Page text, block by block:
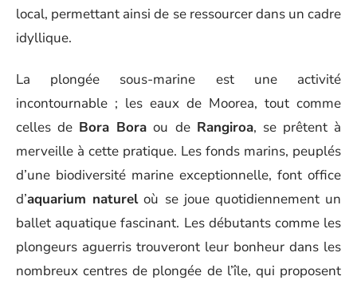
local, permettant ainsi de se ressourcer dans un cadre
idyllique.
La plongée sous-marine est une activité
incontournable ; les eaux de Moorea, tout comme
celles de Bora Bora ou de Rangiroa, se prêtent à
merveille à cette pratique. Les fonds marins, peuplés
d’une biodiversité marine exceptionnelle, font office
d’aquarium natureloù se joue quotidiennement un
ballet aquatique fascinant. Les débutants comme les
plongeurs aguerris trouveront leur bonheur dans les
nombreux centres de plongée de l’île, qui proposent